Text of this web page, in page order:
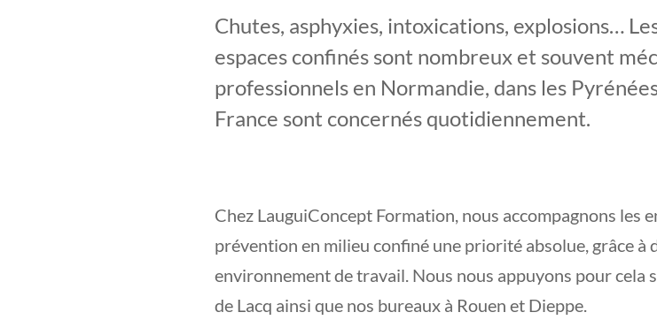
Chutes, asphyxies, intoxications, explosions…
espaces confinés sont nombreux et souvent
professionnels en Normandie, dans les
France sont concernés quotidiennement.
Chez LauguiConcept Formation, nous accompagnons les
prévention en milieu confiné une priorité absolue, grâce à
environnement de travail. Nous nous appuyons pour cela
de Lacq ainsi que nos bureaux à Rouen et Dieppe.